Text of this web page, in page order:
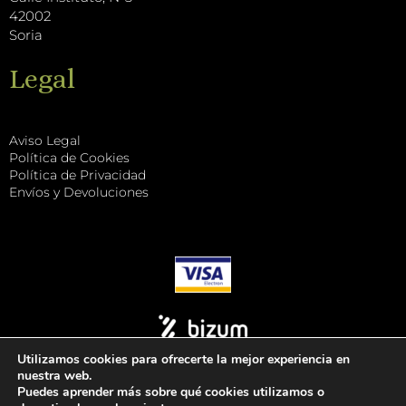
42002
Soria
Legal
Aviso Legal
Política de Cookies
Política de Privacidad
Envíos y Devoluciones
Utilizamos cookies para ofrecerte la mejor experiencia en
nuestra web.
Puedes aprender más sobre qué cookies utilizamos o